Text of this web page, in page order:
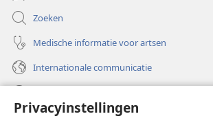
Privacyinstellingen
Zoeken
Medische informatie voor artsen
Internationale communicatie